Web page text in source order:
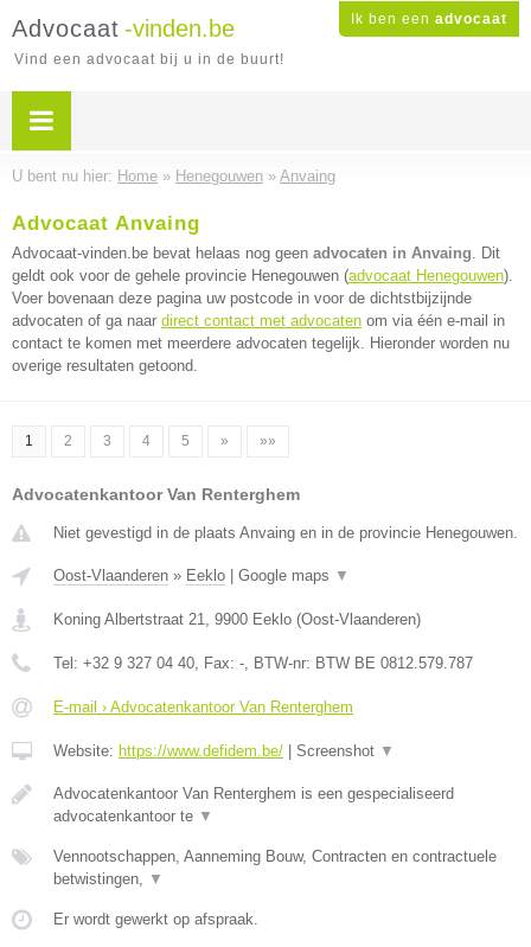
Ik ben een advocaat
Advocaat -vinden.be
Vind een advocaat bij u in de buurt!
U bent nu hier: Home » Henegouwen » Anvaing
Advocaat Anvaing
Advocaat-vinden.be bevat helaas nog geen advocaten in Anvaing. Dit
geldt ook voor de gehele provincie Henegouwen (advocaat Henegouwen).
Voer bovenaan deze pagina uw postcode in voor de dichtstbijzijnde
advocaten of ga naar direct contact met advocaten om via één e-mail in
contact te komen met meerdere advocaten tegelijk. Hieronder worden nu
overige resultaten getoond.
1 2 3 4 5 » »»
Advocatenkantoor Van Renterghem
Niet gevestigd in de plaats Anvaing en in de provincie Henegouwen.
Oost-Vlaanderen » Eeklo Google maps ▼
Koning Albertstraat 21, 9900 Eeklo (Oost-Vlaanderen)
Tel: +32 9 327 04 40, Fax: -, BTW-nr: BTW BE 0812.579.787
E-mail › Advocatenkantoor Van Renterghem
Website: https://www.defidem.be/ Screenshot ▼
Advocatenkantoor Van Renterghem is een gespecialiseerd
advocatenkantoor te ▼
Vennootschappen, Aanneming Bouw, Contracten en contractuele
betwistingen, ▼
Er wordt gewerkt op afspraak.